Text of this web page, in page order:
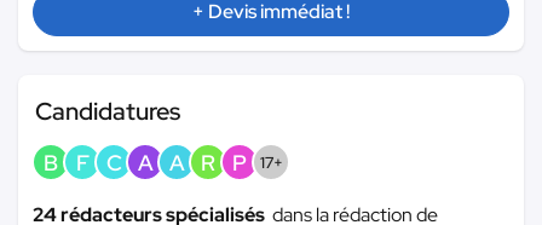
+ Devis immédiat !
Candidatures
B F C A A R P 17+
24 rédacteurs spécialisés dans la rédaction de